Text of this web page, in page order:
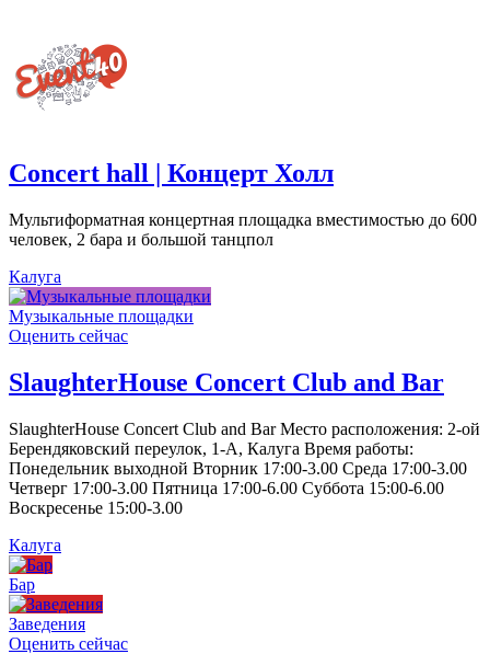
Concert hall | Концерт Холл
Мультиформатная концертная площадка вместимостью до 600
человек, 2 бара и большой танцпол
Калуга
Музыкальные площадки
Оценить сейчас
SlaughterHouse Concert Club and Bar
SlaughterHouse Concert Club and Bar Место расположения: 2-ой
Берендяковский переулок, 1-А, Калуга Время работы:
Понедельник выходной Вторник 17:00-3.00 Среда 17:00-3.00
Четверг 17:00-3.00 Пятница 17:00-6.00 Суббота 15:00-6.00
Воскресенье 15:00-3.00
Калуга
Бар
Заведения
Оценить сейчас